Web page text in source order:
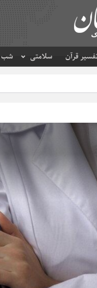
قرآن سلامتی شب